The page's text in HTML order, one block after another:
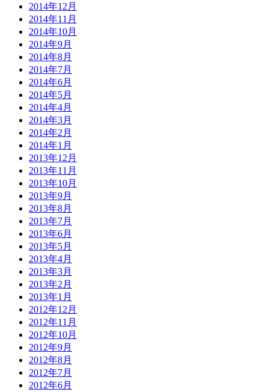
2014年12月
2014年11月
2014年10月
2014年9月
2014年8月
2014年7月
2014年6月
2014年5月
2014年4月
2014年3月
2014年2月
2014年1月
2013年12月
2013年11月
2013年10月
2013年9月
2013年8月
2013年7月
2013年6月
2013年5月
2013年4月
2013年3月
2013年2月
2013年1月
2012年12月
2012年11月
2012年10月
2012年9月
2012年8月
2012年7月
2012年6月